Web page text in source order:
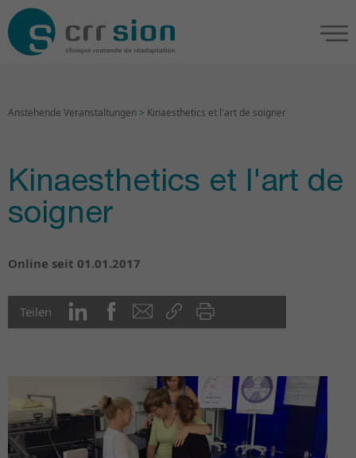
Anstehende Veranstaltungen> Kinaesthetics et l'art de soigner
Kinaesthetics et l'art de
soigner
Online seit 01.01.2017
Teilen